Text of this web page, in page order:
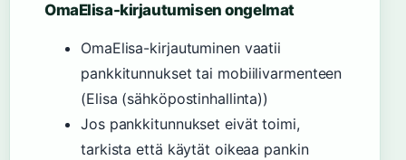
OmaElisa-kirjautumisen ongelmat
OmaElisa-kirjautuminen vaatii
pankkitunnukset tai mobiilivarmenteen
(Elisa (sähköpostinhallinta))
Jos pankkitunnukset eivät toimi,
tarkista että käytät oikeaa pankin